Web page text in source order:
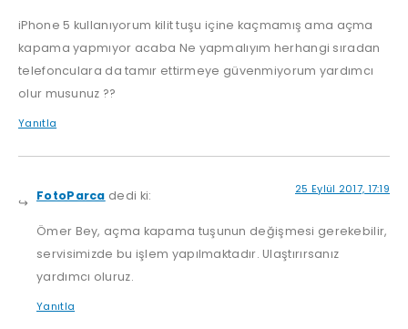
iPhone 5 kullanıyorum kilit tuşu içine kaçmamış ama açma
kapama yapmıyor acaba Ne yapmalıyım herhangi sıradan
telefonculara da tamır ettirmeye güvenmiyorum yardımcı
olur musunuz ??
Yanıtla
FotoParca dedi ki: 25 Eylül 2017, 17:19
Ömer Bey, açma kapama tuşunun değişmesi gerekebilir,
servisimizde bu işlem yapılmaktadır. Ulaştırırsanız
yardımcı oluruz.
Yanıtla